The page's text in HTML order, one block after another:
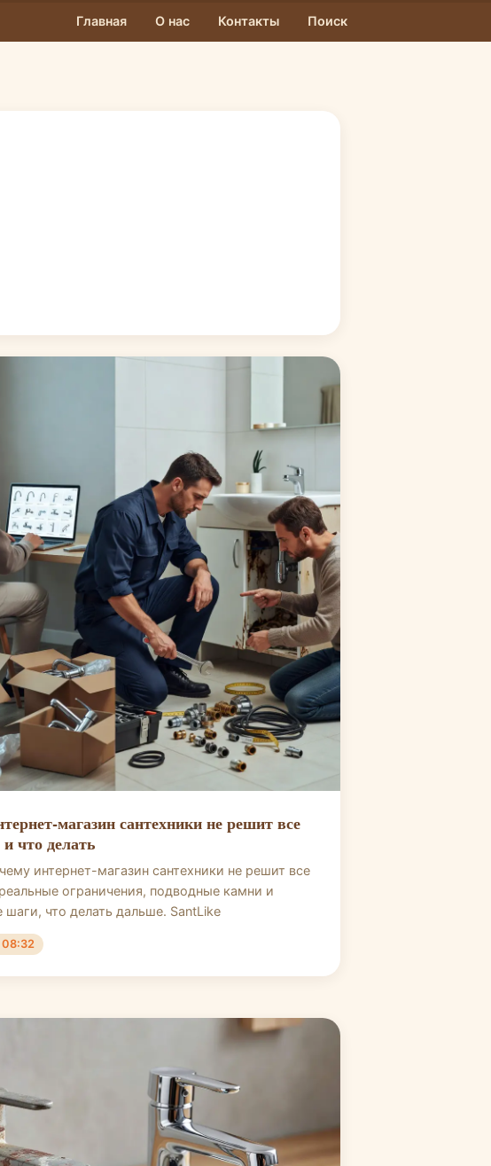
Главная О нас Контакты Поиск
магазин сантехники не решит все
что делать
интернет-магазин сантехники не решит все
ограничения, подводные камни и
шаги, что делать дальше. SantLike
08:32